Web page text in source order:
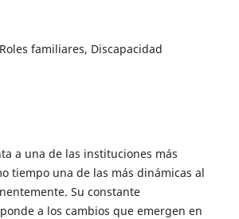
familiares, Discapacidad
a una de las instituciones más
tiempo una de las más dinámicas al
Su constante
a los cambios que emergen en